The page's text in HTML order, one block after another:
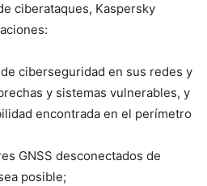
ciberataques, Kaspersky
ciberseguridad en sus redes y
y sistemas vulnerables, y
encontrada en el perímetro
GNSS desconectados de
posible;